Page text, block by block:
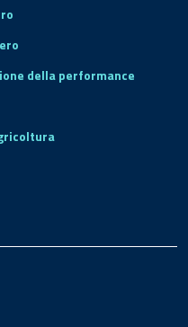
della performance